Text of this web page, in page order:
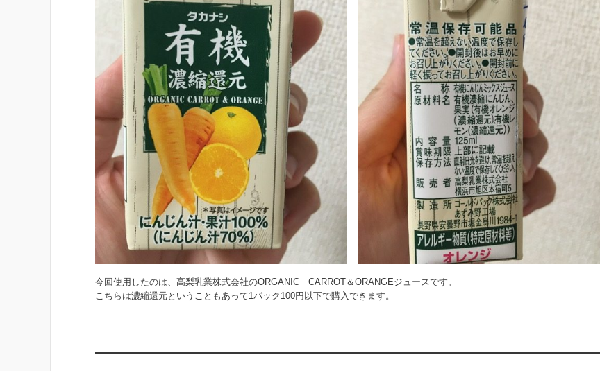
今回使用したのは、高梨乳業株式会社のORGANIC CARROT＆ORANGEジュースです。
こちらは濃縮還元ということもあって1パック100円以下で購入できます。